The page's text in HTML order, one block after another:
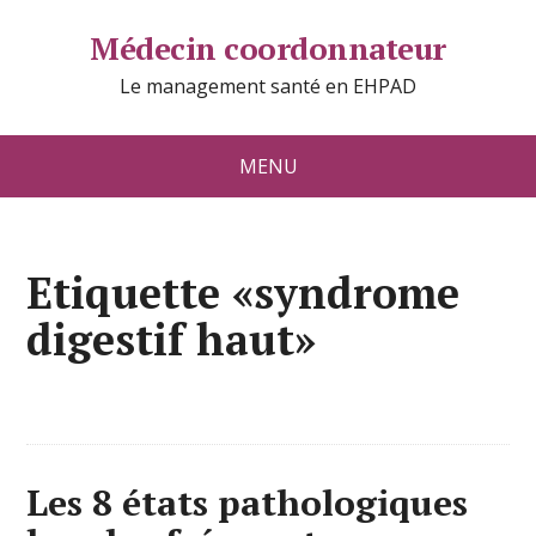
Médecin coordonnateur
Le management santé en EHPAD
MENU
Etiquette «syndrome
digestif haut»
Les 8 états pathologiques